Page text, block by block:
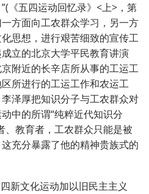
《五四运动回忆录》<上>，第
方面向工农群众学习，另一方
思想，进行艰苦细致的宣传工
立的北京大学平民教育讲演
附近的长辛店所从事的工运工
所进行的工运工作和农运工
泽厚把知识分子与工农群众对
中的所谓“纯粹近代知识分
、教育者，工农群众只能是被
充分暴露了他的精神贵族式的
新文化运动加以旧民主主义